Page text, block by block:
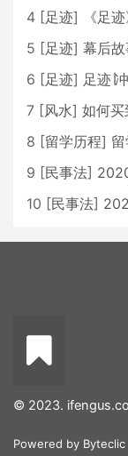
4 [足迹]
《足
5 [足迹] 幕后
6 [足迹] 足迹∣
7 [风水] 如何
8 [留学历程] 留
9 [民事法]
10 [民事法]
© 2023.
Powered by Byteclic